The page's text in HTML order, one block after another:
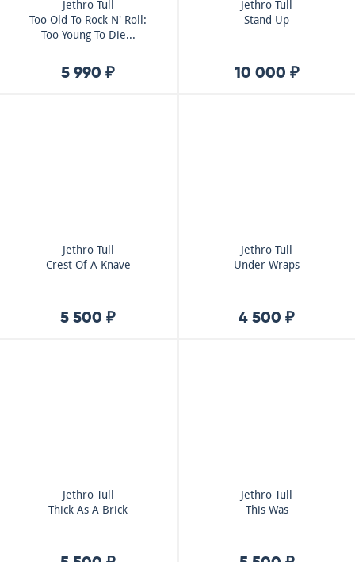
Jethro Tull
Too Old To Rock N' Roll:
Too Young To Die...
5 990 ₽
Jethro Tull
Stand Up
10 000 ₽
Jethro Tull
Crest Of A Knave
5 500 ₽
Jethro Tull
Under Wraps
4 500 ₽
Jethro Tull
Thick As A Brick
Jethro Tull
This Was